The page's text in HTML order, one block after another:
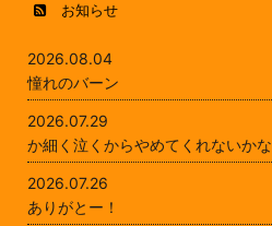
お知らせ
2026.08.04
憧れのバーン
2026.07.29
か細く泣くからやめてくれないかな
2026.07.26
ありがとー！